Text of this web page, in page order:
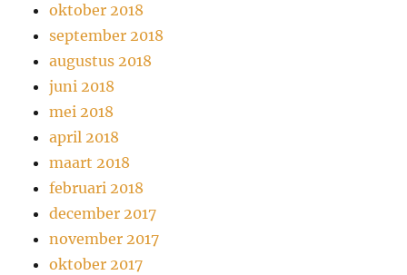
oktober 2018
september 2018
augustus 2018
juni 2018
mei 2018
april 2018
maart 2018
februari 2018
december 2017
november 2017
oktober 2017